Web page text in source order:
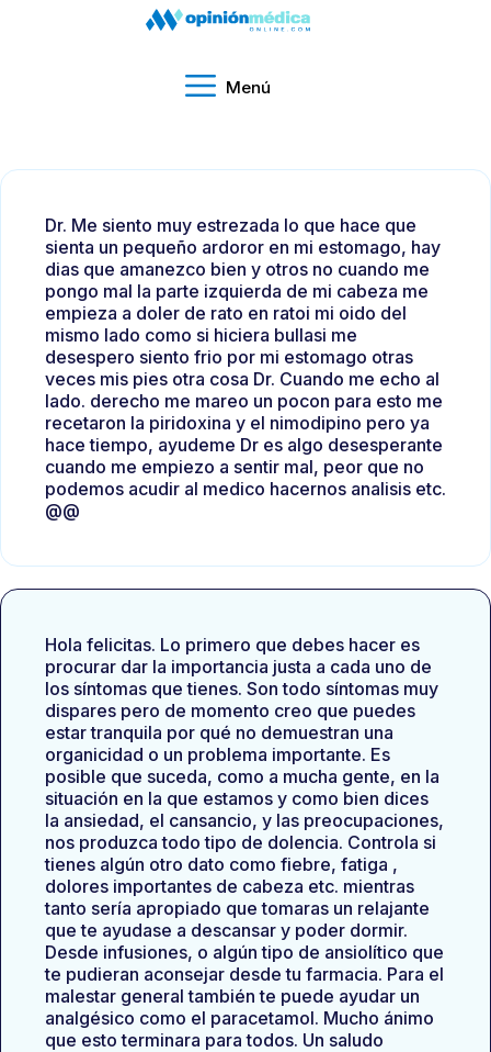
Menú
Dr. Me siento muy estrezada lo que hace que
sienta un pequeño ardoror en mi estomago, hay
dias que amanezco bien y otros no cuando me
pongo mal la parte izquierda de mi cabeza me
empieza a doler de rato en ratoi mi oido del
mismo lado como si hiciera bullasi me
desespero siento frio por mi estomago otras
veces mis pies otra cosa Dr. Cuando me echo al
lado. derecho me mareo un pocon para esto me
recetaron la piridoxina y el nimodipino pero ya
hace tiempo, ayudeme Dr es algo desesperante
cuando me empiezo a sentir mal, peor que no
podemos acudir al medico hacernos analisis etc.
@@
Hola felicitas. Lo primero que debes hacer es
procurar dar la importancia justa a cada uno de
los síntomas que tienes. Son todo síntomas muy
dispares pero de momento creo que puedes
estar tranquila por qué no demuestran una
organicidad o un problema importante. Es
posible que suceda, como a mucha gente, en la
situación en la que estamos y como bien dices
la ansiedad, el cansancio, y las preocupaciones,
nos produzca todo tipo de dolencia. Controla si
tienes algún otro dato como fiebre, fatiga ,
dolores importantes de cabeza etc. mientras
tanto sería apropiado que tomaras un relajante
que te ayudase a descansar y poder dormir.
Desde infusiones, o algún tipo de ansiolítico que
te pudieran aconsejar desde tu farmacia. Para el
malestar general también te puede ayudar un
analgésico como el paracetamol. Mucho ánimo
que esto terminara para todos. Un saludo